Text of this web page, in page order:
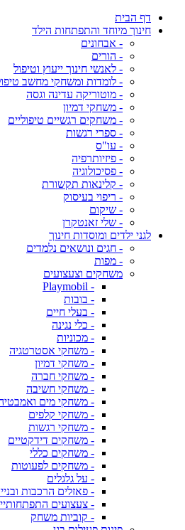
דף הבית
חינוך מיוחד והתפתחות הילד
- אבחונים
- הורים
- לאנשי חינוך ייעוץ וטיפול
- לומדות ומשחקי מחשב
- מוטוריקה עדינה וגסה
- משחקי דמיון
- משחקים רגשיים טיפוליים
- ספרי רגשות
- עו"ס
- פיזיותרפיה
- פסיכולוגיה
- קלינאות תקשורת
- ריפוי בעיסוק
- שיקום
- שלי זאנטקרן
לגני ילדים ומוסדות חינוך
- חגים ונושאים נלמדים
- מפות
משחקים וצעצועים
- Playmobil
- בובות
- בעלי חיים
- כלי נגינה
- מכוניות
- משחקי אסטרטגיה
- משחקי דמיון
- משחקי חברה
- משחקי חשיבה
- משחקי מים
- משחקי קלפים
- משחקי רגשות
- משחקים דידקטיים
- משחקים כללי
- משחקים לפעוטות
- על גלגלים
- פאזלים הרכבות
- צעצועים
- קוביות משחק